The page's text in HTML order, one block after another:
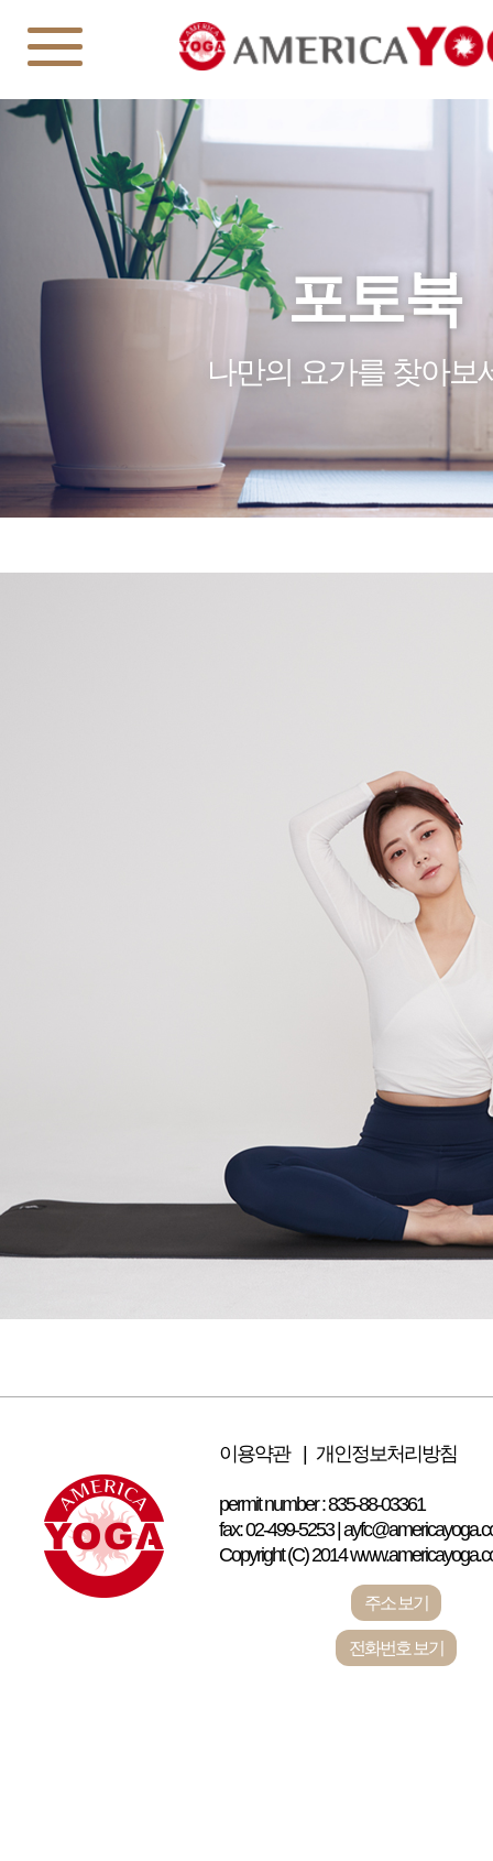
포토북
나만의 요가를 찾아보
이용약관 | 개인정보처리방침
permit number : 835-88-03361
fax: 02-499-5253 |
Copyright (C) 2014
주소 보기
전화번호 보기